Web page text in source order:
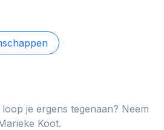
je ergens tegenaan? Neem
Koot.